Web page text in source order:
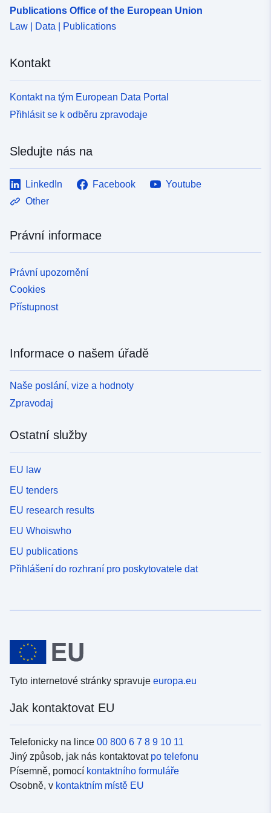
Publications Office of the European Union
Law | Data | Publications
Kontakt
Kontakt na tým European Data Portal
Přihlásit se k odběru zpravodaje
Sledujte nás na
LinkedIn Facebook
Youtube
Other
Právní informace
Právní upozornění
Cookies
Přístupnost
Informace o našem úřadě
Naše poslání, vize a hodnoty
Zpravodaj
Ostatní služby
EU law
EU tenders
EU research results
EU Whoiswho
EU publications
Přihlášení do rozhraní pro poskytovatele dat
Tyto internetové stránky spravuje europa.eu
Jak kontaktovat EU
Telefonicky na lince 00 800 6 7 8 9 10 11
Jiný způsob, jak nás kontaktovat po telefonu
Písemně, pomocí kontaktního formuláře
Osobně, v kontaktním místě EU